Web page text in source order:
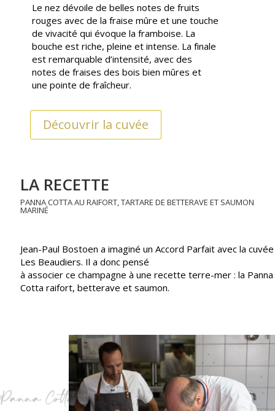
Le nez dévoile de belles notes de fruits
rouges avec de la fraise mûre et une touche
de vivacité qui évoque la framboise. La
bouche est riche, pleine et intense. La finale
est remarquable d’intensité, avec des
notes de fraises des bois bien mûres et
une pointe de fraîcheur.
Découvrir la cuvée
LA RECETTE
PANNA COTTA AU RAIFORT, TARTARE DE BETTERAVE ET SAUMON
MARINÉ
Jean-Paul Bostoen a imaginé un Accord Parfait avec la cuvée
Les Beaudiers. Il a donc pensé
à associer ce champagne à une recette terre-mer : la Panna
Cotta raifort, betterave et saumon.